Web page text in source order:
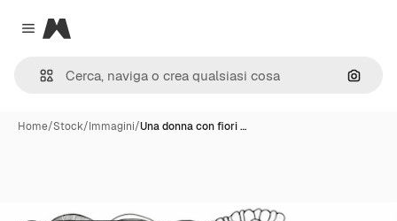
Close menu
Magnific
Cerca
Home/Stock/Immagini/Una donna con fiori …